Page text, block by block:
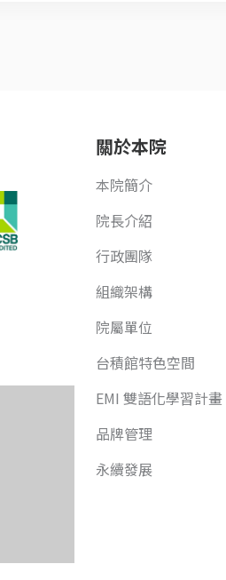
關於本院
本院簡介
院長介紹
行政團隊
組織架構
院屬單位
台積館特色空間
EMI 雙語化學習計畫
品牌管理
永續發展